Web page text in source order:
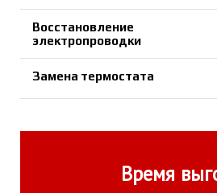
Восстановление
электропроводки
Замена термостата
Время